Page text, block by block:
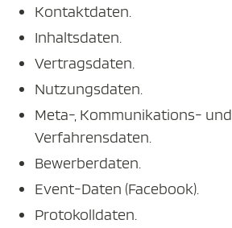
Kontaktdaten.
Inhaltsdaten.
Vertragsdaten.
Nutzungsdaten.
Meta-, Kommunikations- und
Verfahrensdaten.
Bewerberdaten.
Event-Daten (Facebook).
Protokolldaten.